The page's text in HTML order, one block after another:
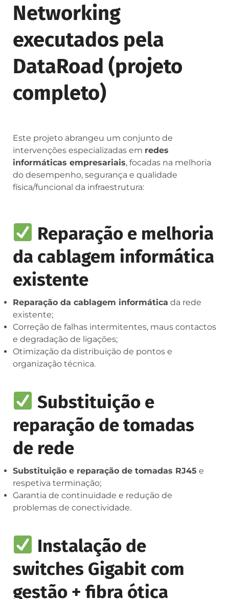
Networking
executados pela
DataRoad (projeto
completo)
Este projeto abrangeu um conjunto de
intervenções especializadas em redes
informáticas empresariais, focadas na melhoria
do desempenho, segurança e qualidade
física/funcional da infraestrutura:
Reparação e melhoria
da cablagem informática
existente
Reparação da cablagem informática da rede
existente;
Correção de falhas intermitentes, maus contactos
e degradação de ligações;
Otimização da distribuição de pontos e
organização técnica.
Substituição e
reparação de tomadas
de rede
Substituição e reparação de tomadas RJ45 e
respetiva terminação;
Garantia de continuidade e redução de
problemas de conectividade.
Instalação de
switches Gigabit com
gestão + fibra ótica